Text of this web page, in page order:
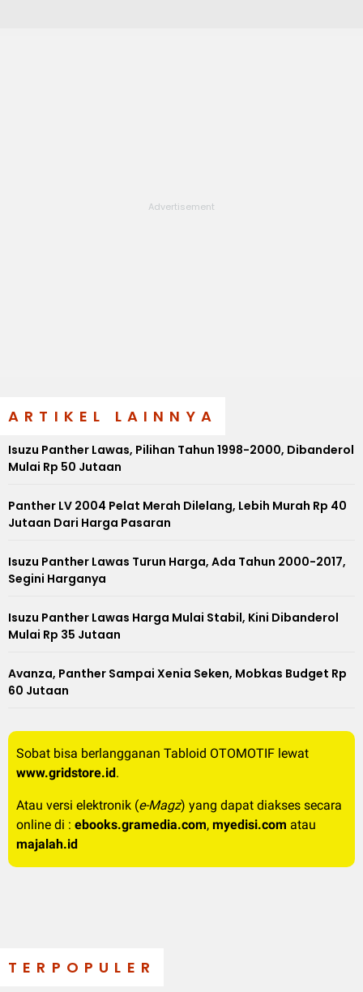
ARTIKEL LAINNYA
Isuzu Panther Lawas, Pilihan Tahun 1998-2000, Dibanderol
Mulai Rp 50 Jutaan
Panther LV 2004 Pelat Merah Dilelang, Lebih Murah Rp 40
Jutaan Dari Harga Pasaran
Isuzu Panther Lawas Turun Harga, Ada Tahun 2000-2017,
Segini Harganya
Isuzu Panther Lawas Harga Mulai Stabil, Kini Dibanderol
Mulai Rp 35 Jutaan
Avanza, Panther Sampai Xenia Seken, Mobkas Budget Rp
60 Jutaan
Sobat bisa berlangganan Tabloid OTOMOTIF lewat
www.gridstore.id.
Atau versi elektronik (e-Magz) yang dapat diakses secara
online di : ebooks.gramedia.com, myedisi.com atau
majalah.id
TERPOPULER